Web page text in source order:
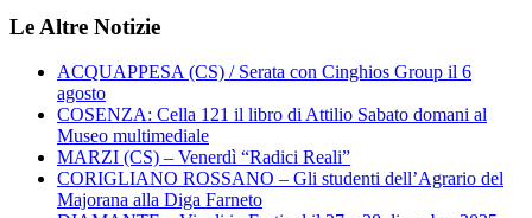
Le Altre Notizie
ACQUAPPESA (CS) / Serata con Cinghios Group il 6
agosto
COSENZA: Cella 121 il libro di Attilio Sabato domani al
Museo multimediale
MARZI (CS) – Venerdì “Radici Reali”
CORIGLIANO ROSSANO – Gli studenti dell’Agrario del
Majorana alla Diga Farneto